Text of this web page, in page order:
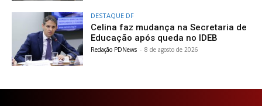
DESTAQUE DF
Celina faz mudança na Secretaria de
Educação após queda no IDEB
Redação PDNews - 8 de agosto de 2026